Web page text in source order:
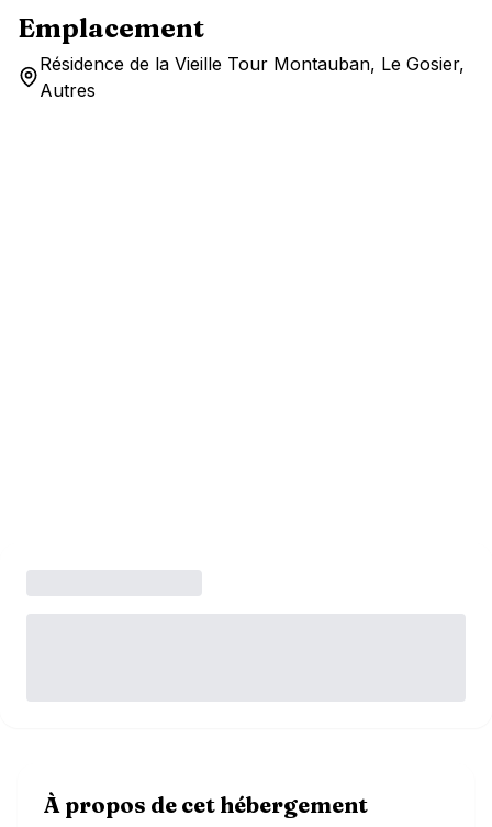
Emplacement
Résidence de la Vieille Tour Montauban, Le Gosier,
Autres
À propos de cet hébergement